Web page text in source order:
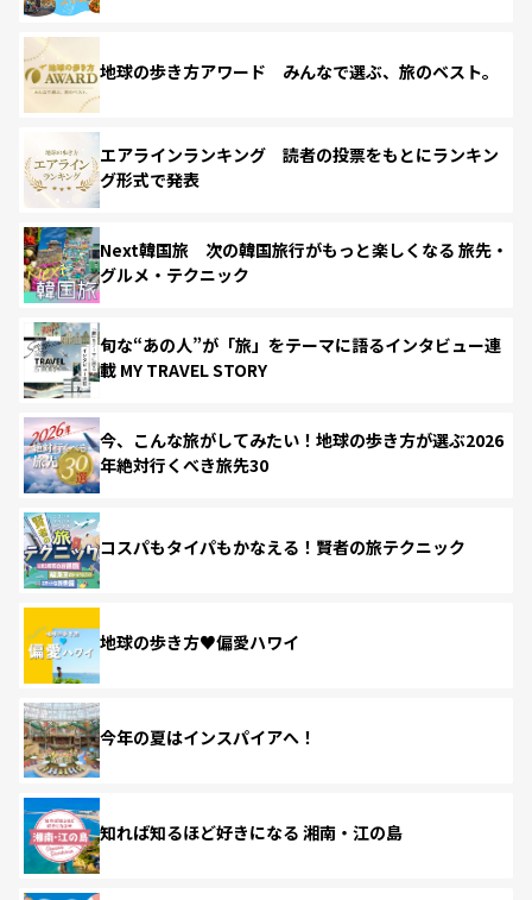
地球の歩き方アワード みんなで選ぶ、旅のベスト。
エアラインランキング 読者の投票をもとにランキン
グ形式で発表
Next韓国旅 次の韓国旅行がもっと楽しくなる 旅先・
グルメ・テクニック
旬な“あの人”が「旅」をテーマに語るインタビュー連
載 MY TRAVEL STORY
今、こんな旅がしてみたい！地球の歩き方が選ぶ2026
年絶対行くべき旅先30
コスパもタイパもかなえる！賢者の旅テクニック
地球の歩き方♥偏愛ハワイ
今年の夏はインスパイアへ！
知れば知るほど好きになる 湘南・江の島